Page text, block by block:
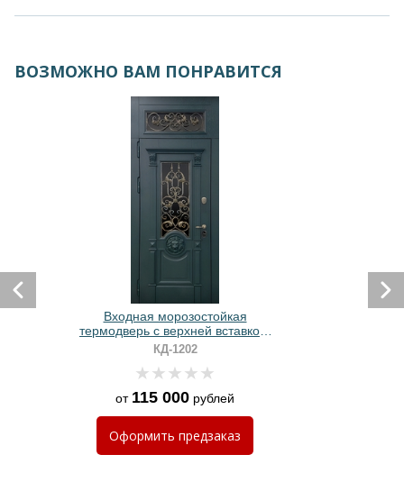
ВОЗМОЖНО ВАМ ПОНРАВИТСЯ
Входная морозостойкая
термодверь с верхней вставкой,
остеклением, ковкой и резьбой
«львиная голова» (отделка
зелеными плитами MDF RAL)
КД-1202
от 115 000 рублей
Оформить предзаказ